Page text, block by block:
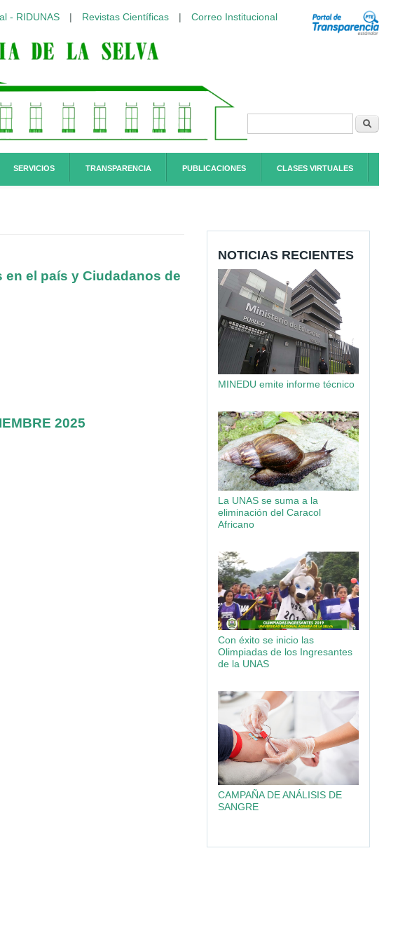
- RIDUNAS | Revistas Científicas | Correo Institucional
Formulario de
SERVICIOS TRANSPARENCIA PUBLICACIONES CLASES VIRTUALES
el país y Ciudadanos de
2025
NOTICIAS RECIENTES
MINEDU emite informe técnico
La UNAS se suma a la
eliminación del Caracol
Africano
Con éxito se inicio las
Olimpiadas de los Ingresantes
de la UNAS
CAMPAÑA DE ANÁLISIS DE
SANGRE